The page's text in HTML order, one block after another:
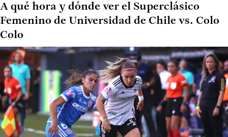
A qué hora y dónde ver el Superclásico
Femenino de Universidad de Chile vs. Colo
Colo